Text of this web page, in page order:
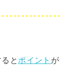
と ポイント が